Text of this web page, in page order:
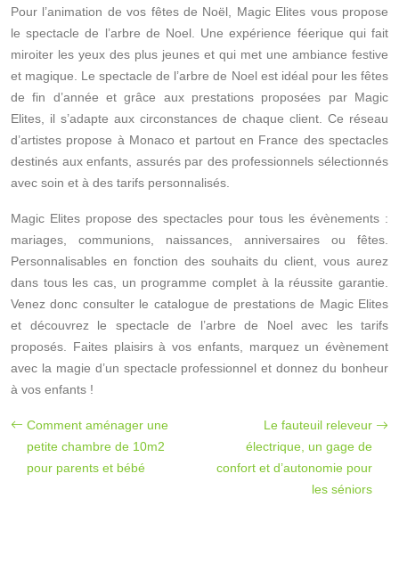
Pour l’animation de vos fêtes de Noël, Magic Elites vous propose
le spectacle de l’arbre de Noel. Une expérience féerique qui fait
miroiter les yeux des plus jeunes et qui met une ambiance festive
et magique. Le spectacle de l’arbre de Noel est idéal pour les fêtes
de fin d’année et grâce aux prestations proposées par Magic
Elites, il s’adapte aux circonstances de chaque client. Ce réseau
d’artistes propose à Monaco et partout en France des spectacles
destinés aux enfants, assurés par des professionnels sélectionnés
avec soin et à des tarifs personnalisés.
Magic Elites propose des spectacles pour tous les évènements :
mariages, communions, naissances, anniversaires ou fêtes.
Personnalisables en fonction des souhaits du client, vous aurez
dans tous les cas, un programme complet à la réussite garantie.
Venez donc consulter le catalogue de prestations de Magic Elites
et découvrez le spectacle de l’arbre de Noel avec les tarifs
proposés. Faites plaisirs à vos enfants, marquez un évènement
avec la magie d’un spectacle professionnel et donnez du bonheur
à vos enfants !
Comment aménager une
petite chambre de 10m2
pour parents et bébé
Le fauteuil releveur
électrique, un gage de
confort et d’autonomie pour
les séniors